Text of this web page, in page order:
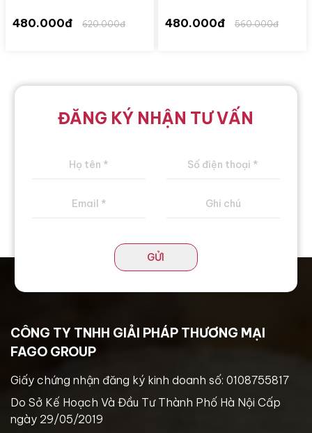
480.000đ 620.000đ 480.000đ 560.000đ
ĐĂNG KÝ NHẬN TƯ VẤN
GỬI
CÔNG TY TNHH GIẢI PHÁP THƯƠNG MẠI
FAGO GROUP
Giấy chứng nhận đăng ký kinh doanh số: 0108755817
Do Sở Kế Hoạch Và Đầu Tư Thành Phố Hà Nội Cấp
ngày 29/05/2019